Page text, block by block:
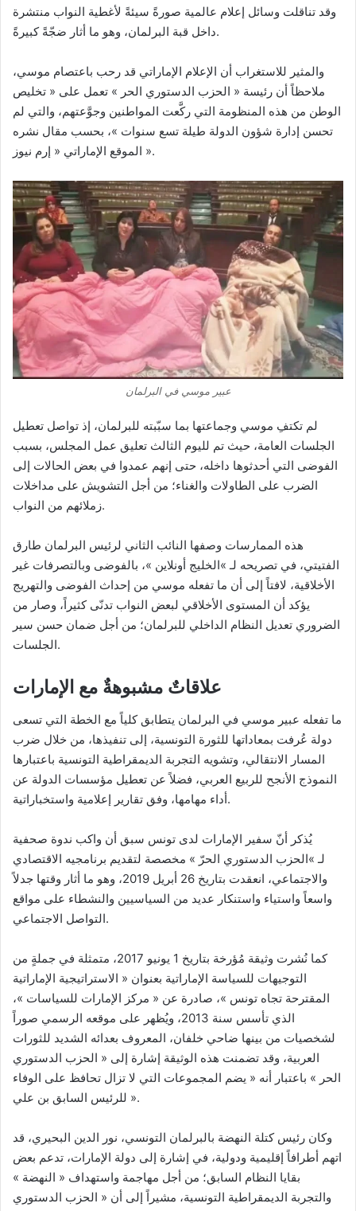
وقد تناقلت وسائل إعلام عالمية صورةً سيئةً لأغطية النواب منتشرة
داخل قبة البرلمان، وهو ما أثار ضجّةً كبيرةً.
والمثير للاستغراب أن الإعلام الإماراتي قد رحب باعتصام موسي،
ملاحظاً أن رئيسة « الحزب الدستوري الحر » تعمل على « تخليص
الوطن من هذه المنظومة التي ركَّعت المواطنين وجوَّعتهم، والتي لم
تحسن إدارة شؤون الدولة طيلة تسع سنوات »، بحسب مقال نشره
الموقع الإماراتي « إرم نيوز ».
عبير موسي في البرلمان
لم تكتفِ موسي وجماعتها بما سبّبته للبرلمان، إذ تواصل تعطيل
الجلسات العامة، حيث تم لليوم الثالث تعليق عمل المجلس، بسبب
الفوضى التي أحدثوها داخله، حتى إنهم عمدوا في بعض الحالات إلى
الضرب على الطاولات والغناء؛ من أجل التشويش على مداخلات
زملائهم من النواب.
هذه الممارسات وصفها النائب الثاني لرئيس البرلمان طارق
الفتيتي، في تصريحه لـ »الخليج أونلاين »، بالفوضى وبالتصرفات غير
الأخلاقية، لافتاً إلى أن ما تفعله موسي من إحداث الفوضى والتهريج
يؤكد أن المستوى الأخلاقي لبعض النواب تدنّى كثيراً، وصار من
الضروري تعديل النظام الداخلي للبرلمان؛ من أجل ضمان حسن سير
الجلسات.
علاقاتٌ مشبوهةٌ مع الإمارات
ما تفعله عبير موسي في البرلمان يتطابق كلياً مع الخطة التي تسعى
دولة عُرفت بمعاداتها للثورة التونسية، إلى تنفيذها، من خلال ضرب
المسار الانتقالي، وتشويه التجربة الديمقراطية التونسية باعتبارها
النموذج الأنجح للربيع العربي، فضلاً عن تعطيل مؤسسات الدولة عن
أداء مهامها، وفق تقارير إعلامية واستخباراتية.
يُذكر أنّ سفير الإمارات لدى تونس سبق أن واكب ندوة صحفية
لـ »الحزب الدستوري الحرّ » مخصصة لتقديم برنامجيه الاقتصادي
والاجتماعي، انعقدت بتاريخ 26 أبريل 2019، وهو ما أثار وقتها جدلاً
واسعاً واستياء واستنكار عديد من السياسيين والنشطاء على مواقع
التواصل الاجتماعي.
كما نُشرت وثيقة مُؤرخة بتاريخ 1 يونيو 2017، متمثلة في جملةٍ من
التوجيهات للسياسة الإماراتية بعنوان « الاستراتيجية الإماراتية
المقترحة تجاه تونس »، صادرة عن « مركز الإمارات للسياسات »،
الذي تأسس سنة 2013، ويُظهر على موقعه الرسمي صوراً
لشخصيات من بينها ضاحي خلفان، المعروف بعدائه الشديد للثورات
العربية، وقد تضمنت هذه الوثيقة إشارة إلى « الحزب الدستوري
الحر » باعتبار أنه « يضم المجموعات التي لا تزال تحافظ على الوفاء
للرئيس السابق بن علي ».
وكان رئيس كتلة النهضة بالبرلمان التونسي، نور الدين البحيري، قد
اتهم أطرافاً إقليمية ودولية، في إشارة إلى دولة الإمارات، تدعم بعض
بقايا النظام السابق؛ من أجل مهاجمة واستهداف « النهضة »
والتجربة الديمقراطية التونسية، مشيراً إلى أن « الحزب الدستوري